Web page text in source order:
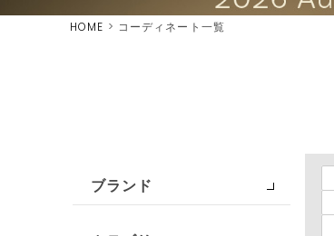
HOME コーディネート一覧
ブランド